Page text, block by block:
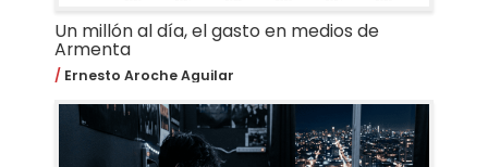
Un millón al día, el gasto en medios de
Armenta
Ernesto Aroche Aguilar